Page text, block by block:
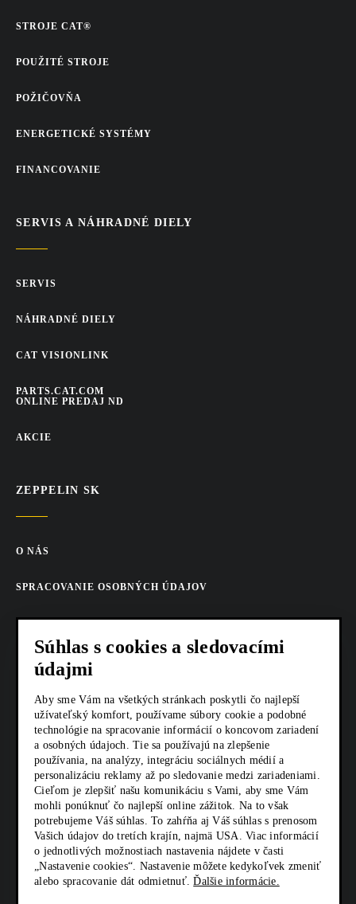
STROJE CAT®
POUŽITÉ STROJE
POŽIČOVŇA
ENERGETICKÉ SYSTÉMY
FINANCOVANIE
SERVIS A NÁHRADNÉ DIELY
SERVIS
NÁHRADNÉ DIELY
CAT VISIONLINK
PARTS.CAT.COM
ONLINE PREDAJ ND
AKCIE
ZEPPELIN SK
O NÁS
SPRACOVANIE OSOBNÝCH ÚDAJOV
COOKIES
KARIÉRA
Z SHOP
KONTAKTY
SOCIÁLNE SIETE
Súhlas s cookies a sledovacími
údajmi
Aby sme Vám na všetkých stránkach poskytli čo najlepší
užívateľský komfort, používame súbory cookie a podobné
technológie na spracovanie informácií o koncovom zariadení
a osobných údajoch. Tie sa používajú na zlepšenie
používania, na analýzy, integráciu sociálnych médií a
personalizáciu reklamy až po sledovanie medzi zariadeniami.
Cieľom je zlepšiť našu komunikáciu s Vami, aby sme Vám
mohli ponúknuť čo najlepší online zážitok. Na to však
potrebujeme Váš súhlas. To zahŕňa aj Váš súhlas s prenosom
Vašich údajov do tretích krajín, najmä USA. Viac informácií
o jednotlivých možnostiach nastavenia nájdete v časti
„Nastavenie cookies“. Nastavenie môžete kedykoľvek zmeniť
alebo spracovanie dát odmietnuť.Ďalšie informácie.